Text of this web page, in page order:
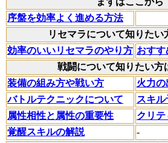
序盤を効率よく進める方法
リセマラについて知りたい
効率のいいリセマラのやり方 おす
戦闘について知りたい方
装備の組み方や戦い方
火力
バトルテクニックについて
スキ
属性相性と属性の重要性
クリ
覚醒スキルの解説
-